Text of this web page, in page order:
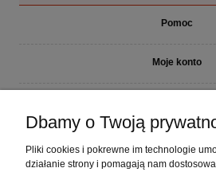
Pomoc
Moje konto
Dbamy o Twoją
Pliki cookies i pokrewne im technologie
działanie strony i pomagają nam